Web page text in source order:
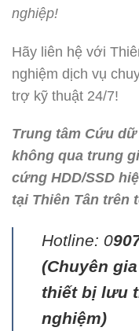
nghiệp!
Hãy liên hệ với
nghiệm dịch vụ
trợ kỹ thuật 24/7!
Trung tâm Cứu dữ
không qua trung
cứng HDD/SSD
tại Thiên Tân trên
Hotline: 0
(Chuyên
thiết bị lưu
nghiệm)